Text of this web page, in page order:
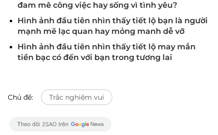
đam mê công việc hay sống vì tình yêu?
Hình ảnh đầu tiên nhìn thấy tiết lộ bạn là người
mạnh mẽ lạc quan hay mỏng manh dễ vỡ
Hình ảnh đầu tiên nhìn thấy tiết lộ may mắn
tiền bạc có đến với bạn trong tương lai
Chủ đề: Trắc nghiệm vui